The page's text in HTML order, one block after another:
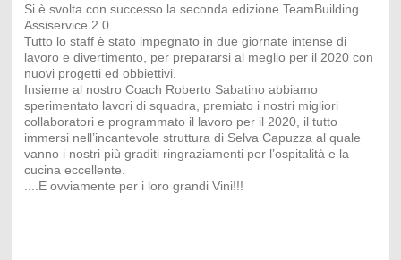
Si è svolta con successo la seconda edizione TeamBuilding
Assiservice 2.0 .
Tutto lo staff è stato impegnato in due giornate intense di
lavoro e divertimento, per prepararsi al meglio per il 2020 con
nuovi progetti ed obbiettivi.
Insieme al nostro Coach Roberto Sabatino abbiamo
sperimentato lavori di squadra, premiato i nostri migliori
collaboratori e programmato il lavoro per il 2020, il tutto
immersi nell’incantevole struttura di Selva Capuzza al quale
vanno i nostri più graditi ringraziamenti per l’ospitalità e la
cucina eccellente.
....E ovviamente per i loro grandi Vini!!!